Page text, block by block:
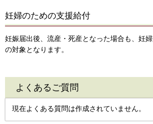
妊婦のための支援給付
妊娠届出後、流産・死産となった場合も、妊婦
の対象となります。
よくあるご質問
現在よくある質問は作成されていません。